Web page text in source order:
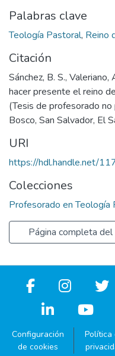
Palabras clave
Teología Pastoral, Reino
Citación
Sánchez, B. S.,
hacer presente el reino
(Tesis de profesorado
Bosco, San Salvador, El
URI
https://hdl.handle.net/
Colecciones
Profesorado en Teología
Página completa
Configuración
de cookies
Política